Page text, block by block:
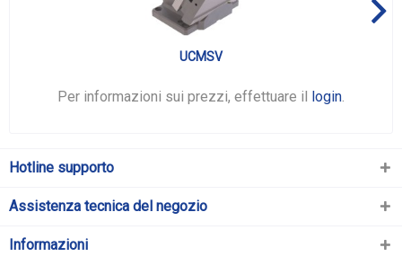
UCMSV
Per informazioni sui prezzi, effettuare il login.
Hotline supporto
Assistenza tecnica del negozio
Informazioni